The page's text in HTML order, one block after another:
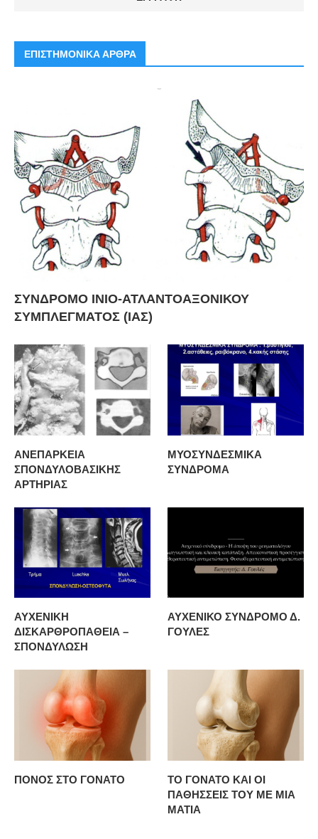
ΕΠΙΣΤΗΜΟΝΙΚΑ ΑΡΘΡΑ
ΣΥΝΔΡΟΜΟ ΙΝΙΟ-ΑΤΛΑΝΤΟΑΞΟΝΙΚΟΥ
ΣΥΜΠΛΕΓΜΑΤΟΣ (ΙΑΣ)
ΑΝΕΠΑΡΚΕΙΑ
ΣΠΟΝΔΥΛΟΒΑΣΙΚΗΣ
ΑΡΤΗΡΙΑΣ
ΜΥΟΣΥΝΔΕΣΜΙΚΑ
ΣΥΝΔΡΟΜΑ
ΑΥΧΕΝΙΚΗ
ΔΙΣΚΑΡΘΡΟΠΑΘΕΙΑ –
ΣΠΟΝΔΥΛΩΣΗ
ΑΥΧΕΝΙΚΟ ΣΥΝΔΡΟΜΟ Δ.
ΓΟΥΛΕΣ
ΠΟΝΟΣ ΣΤΟ ΓΟΝΑΤΟ
ΤΟ ΓΟΝΑΤΟ ΚΑΙ ΟΙ
ΠΑΘΗΣΣΕΙΣ ΤΟΥ ΜΕ ΜΙΑ
ΜΑΤΙΑ